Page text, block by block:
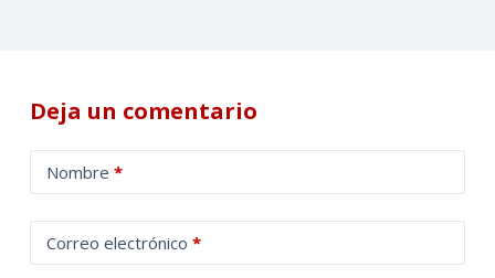
Deja un comentario
Nombre *
Correo electrónico *
l
t